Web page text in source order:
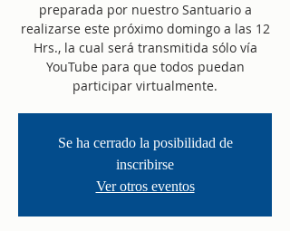
preparada por nuestro Santuario a
realizarse este próximo domingo a las 12
Hrs., la cual será transmitida sólo vía
YouTube para que todos puedan
participar virtualmente.
Se ha cerrado la posibilidad de
inscribirse
Ver otros eventos